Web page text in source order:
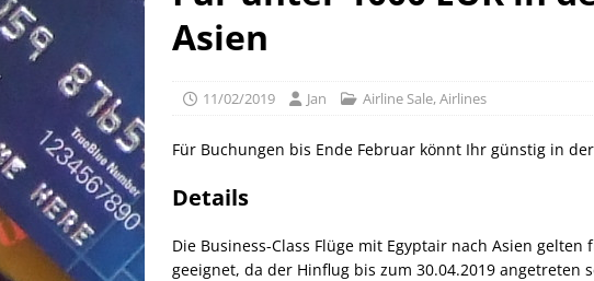
[ 21/05/2026 ]
Asien
11/02/2019 Jan Airline Sale,Airlines
Für Buchungen bis Ende Februar könnt Ihr günstig in
Details
Die Business-Class Flüge mit Egyptair nach Asien
geeignet, da der Hinflug bis zum 30.04.2019